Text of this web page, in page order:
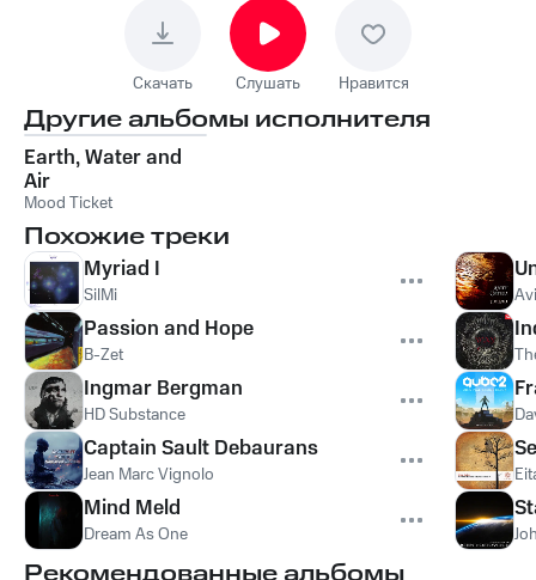
Скачать Слушать Нравится
Другие альбомы исполнителя
Earth, Water and
Air
Mood Ticket
Похожие треки
Myriad I
SilMi
Passion and Hope
B-Zet
Ingmar Bergman
HD Substance
Captain Sault Debaurans
Jean Marc Vignolo
Mind Meld
Dream As One